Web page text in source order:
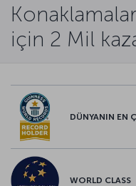
için 2 Mil
DÜNYANIN EN
WORLD CLASS